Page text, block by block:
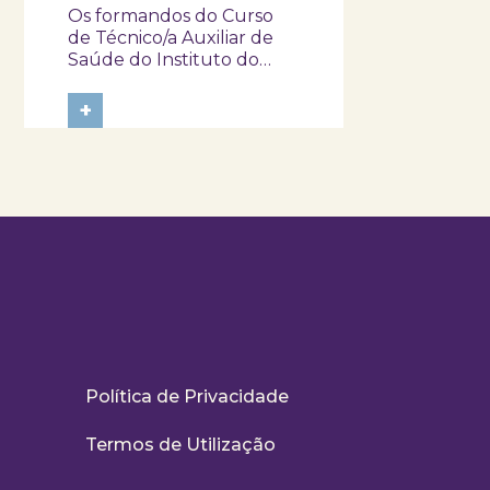
visitaram e
participaram na
atividade “Pela
minha rica saúde”
Os formandos do Curso
de Técnico/a Auxiliar de
Saúde do Instituto do
Profissional
(IEFP) visitaram o SKOPE –
Saúde”. Ao longo da
+
Política de Privacidade
Termos de Utilização